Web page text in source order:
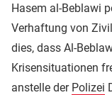
Hasem al-Beblawi
Verhaftung von
dies, dass Al-
Krisensituationen
anstelle der Polizei